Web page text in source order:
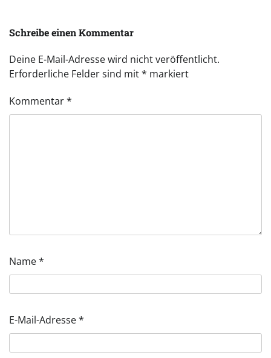
Schreibe einen Kommentar
Deine E-Mail-Adresse wird nicht veröffentlicht.
Erforderliche Felder sind mit* markiert
Kommentar*
Name*
E-Mail-Adresse*